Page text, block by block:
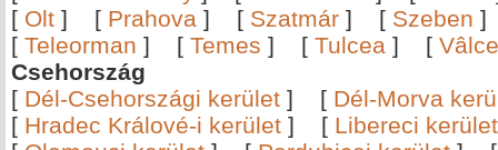
[ Olt ] [ Prahova ] [ Szatmár ] [ Szeben
[ Teleorman ] [ Temes ] [ Tulcea ] [
Csehország
[ Dél-Csehországi kerület ] [ Dél-Morva
[ Hradec Králové-i kerület ] [ Libereci kerület